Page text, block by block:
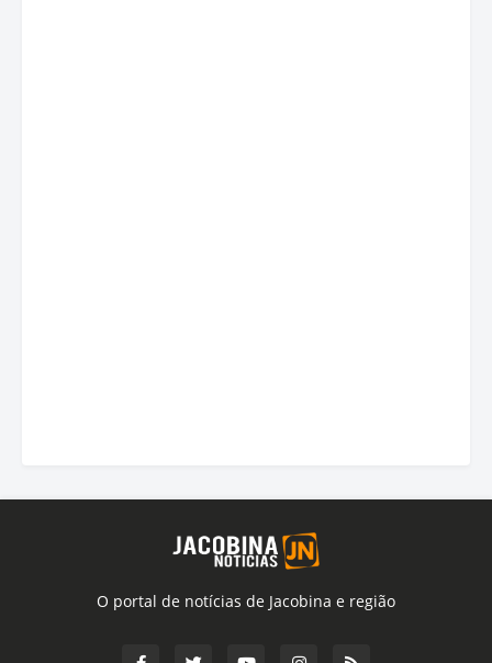
O portal de notícias de Jacobina e região